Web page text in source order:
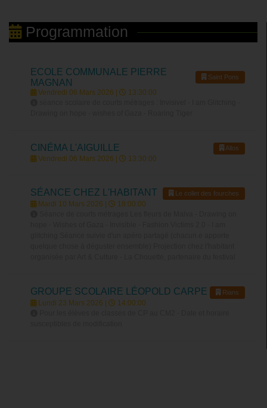
Programmation
ECOLE COMMUNALE PIERRE
MAGNAN
Saint Pons
Vendredi 06 Mars 2026 |
13:30:00
CINÉMA L'AIGUILLE Allos
Vendredi 06 Mars 2026 | 13:30:00
SÉANCE CHEZ L'HABITANT Le collet des fourches
Mardi 10 Mars 2026 |
18:00:00
GROUPE SCOLAIRE LÉOPOLD CARPE Rians
Lundi 23 Mars 2026 |
14:00:00